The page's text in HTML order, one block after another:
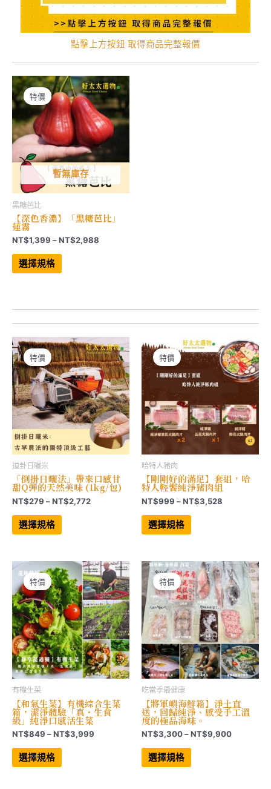
點擊上方按鈕 取得商品完整報價
暫無庫存
特價
黑糖芭比
【深色香濃】「黑糖芭比」
蓮霧
NT$1,399 –NT$2,988
選擇規格
此
品
式。
可
產
品
頁
面
選
擇
選
項
特價
道卦日曬米
「倒掛日曬法」帶來口感甘
甜Q彈的天然美味 (1kg/包)
NT$279 –NT$2,772價
NT$2,772
選擇規格
此
品
款
式。
可
在
產
品
頁
面
選
擇
選
項
特價
哈特人豬肉
【剛剛好的滿足】套組，哈
特人輕饗純淨豬肉組
NT$999 –NT$3,528
NT$3,528
選擇規格
此
品
款
式。
可
在
產
品
頁
面
選
擇
選
項
特價
有機生菜
【和氣生菜】有機綜合生菜
箱，潔淨體驗「真・生食
級」純淨口感活生菜
NT$849 –NT$3,999
選擇規格
此
品
特價
吃當季最健康
【將軍嶼海鮮箱】淨土直
送，回歸純淨、感受手工溫
度的極品海味。
NT$3,300–NT$9,900價
選擇規格
此
品